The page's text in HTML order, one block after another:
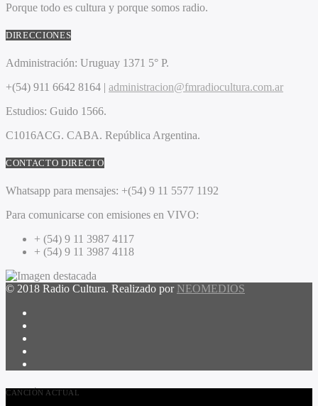
Porque todo es cultura y porque somos radio.
DIRECCIONES
Administración: Uruguay 1371 5° P.
+(54) 911 6642 8164 | administracion@fmradiocultura.com.ar
Estudios: Guido 1566.
C1016ACG. CABA. República Argentina.
CONTACTO DIRECTO
Whatsapp para mensajes: +(54) 9 11 5577 1192
Para comunicarse con emisiones en VIVO:
+ (54) 9 11 3987 4117
+ (54) 9 11 3987 4118
© 2018 Radio Cultura. Realizado por NEOMEDIOS
CANCIÓN ACTUAL